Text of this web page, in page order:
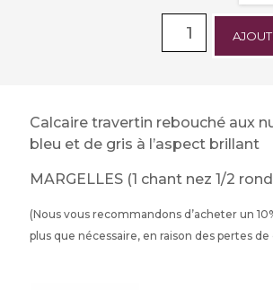
Calcaire travertin rebouché aux
bleu et de gris à l’aspect brillant
MARGELLES (1 chant nez 1/2
(Nous vous recommandons d’acheter un
plus que nécessaire, en raison des pertes de